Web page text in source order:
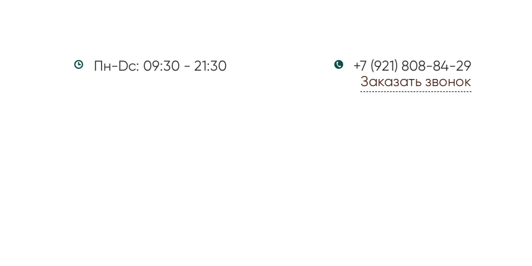
Пн-Dc: 09:30 - 21:30
+7 (921) 808-84-29
Заказать звонок